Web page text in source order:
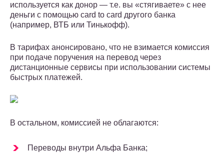
используется как донор — т.е. вы «стягиваете» с нее
деньги с помощью card to card другого банка
(например, ВТБ или Тинькофф).
В тарифах анонсировано, что не взимается комиссия
при подаче поручения на перевод через
дистанционные сервисы при использовании системы
быстрых платежей.
В остальном, комиссией не облагаются:
Переводы внутри Альфа Банка;